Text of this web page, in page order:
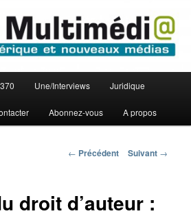
Une/Interviews Juridique
Abonnez-vous A propos
Navigation
← Précédent Suivant →
droit d’auteur :